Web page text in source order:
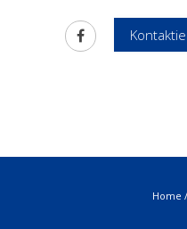
Home /